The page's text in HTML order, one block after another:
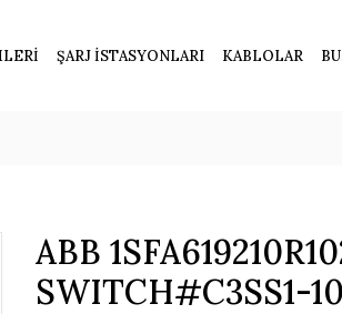
ŞARJ İSTASYONLARI KABLOLAR
ABB
SWITCH#C3SS1-